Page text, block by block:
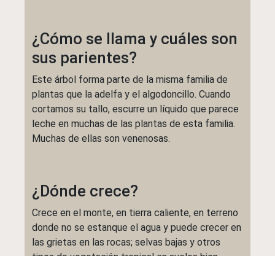
¿Cómo se llama y cuáles son
sus parientes?
Este árbol forma parte de la misma familia de
plantas que la adelfa y el algodoncillo. Cuando
cortamos su tallo, escurre un líquido que parece
leche en muchas de las plantas de esta familia.
Muchas de ellas son venenosas.
¿Dónde crece?
Crece en el monte, en tierra caliente, en terreno
donde no se estanque el agua y puede crecer en
las grietas en las rocas; selvas bajas y otros